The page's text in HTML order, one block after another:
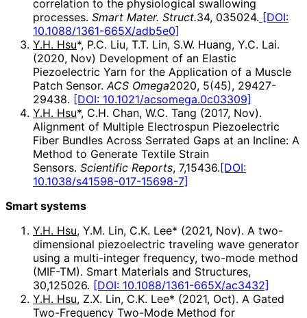
correlation to the physiological swallowing
processes. Smart Mater. Struct.34, 035024. [DOI:
10.1088/1361-665X/adb5e0]
Y.H. Hsu*, P.C. Liu, T.T. Lin, S.W. Huang, Y.C. Lai.
(2020, Nov) Development of an Elastic
Piezoelectric Yarn for the Application of a Muscle
Patch Sensor.ACS Omega2020, 5(45), 29427-
29438. [DOI: 10.1021/acsomega.0c03309]
Y.H. Hsu*, C.H. Chan, W.C. Tang (2017, Nov).
Alignment of Multiple Electrospun Piezoelectric
Fiber Bundles Across Serrated Gaps at an Incline: A
Method to Generate Textile Strain
Sensors. Scientific Reports, 7,15436. [DOI:
10.1038/s41598-017-15698-7]
Smart systems
Y.H. Hsu, Y.M. Lin, C.K. Lee* (2021, Nov). A two-
dimensional piezoelectric traveling wave generator
using a multi-integer frequency, two-mode method
(MIF-TM). Smart Materials and Structures,
30,125026. [DOI: 10.1088/1361-665X/ac3432]
Y.H. Hsu, Z.X. Lin, C.K. Lee* (2021, Oct). A Gated
Two-Frequency Two-Mode Method for